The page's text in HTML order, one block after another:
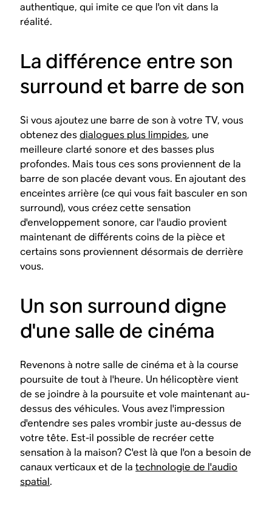
authentique, qui imite ce que l'on vit dans la
réalité.
La différence entre son
surround et barre de son
Si vous ajoutez une barre de son à votre TV, vous
obtenez desdialogues plus limpides, une
meilleure clarté sonore et des basses plus
profondes. Mais tous ces sons proviennent de la
barre de son placée devant vous. En ajoutant des
enceintes arrière (ce qui vous fait basculer en son
surround), vous créez cette sensation
d'enveloppement sonore, car l'audio provient
maintenant de différents coins de la pièce et
certains sons proviennent désormais de derrière
vous.
Un son surround digne
d'une salle de cinéma
Revenons à notre salle de cinéma et à la course
poursuite de tout à l'heure. Un hélicoptère vient
de se joindre à la poursuite et vole maintenant au-
dessus des véhicules. Vous avez l'impression
d'entendre ses pales vrombir juste au-dessus de
votre tête. Est-il possible de recréer cette
sensation à la maison? C'est là que l'on a besoin de
canaux verticaux et de latechnologie de l'audio
spatial.